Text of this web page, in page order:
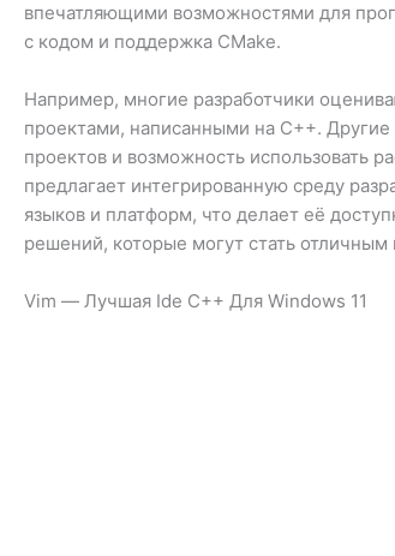
впечатляющими возможностями для
с кодом и поддержка CMake.
Например, многие разработчики
проектами, написанными на C++.
проектов и возможность использовать
предлагает интегрированную среду
языков и платформ, что делает её
решений, которые могут стать
Vim — Лучшая Ide C++ Для Windows 11